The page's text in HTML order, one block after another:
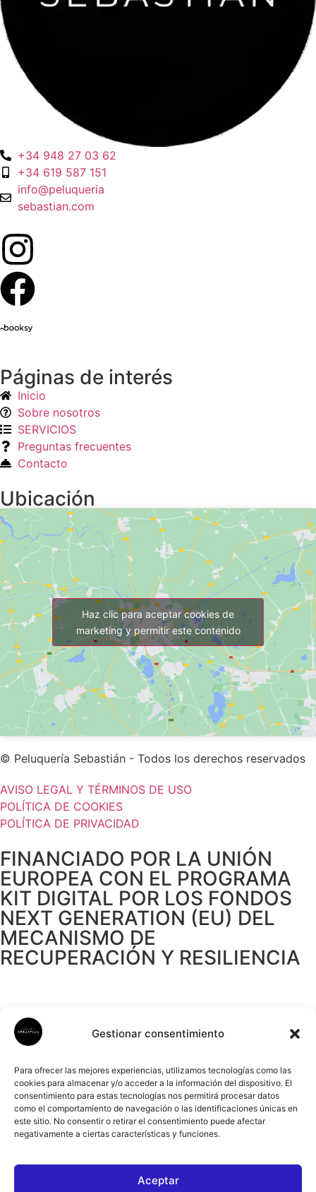
Gestionar consentimiento
Para ofrecer las mejores experiencias, utilizamos tecnologías como las
cookies para almacenar y/o acceder a la información del dispositivo. El
consentimiento para estas tecnologías nos permitirá procesar datos
como el comportamiento de navegación o las identificaciones únicas en
este sitio. No consentir o retirar el consentimiento puede afectar
negativamente a ciertas características y funciones.
Aceptar
+34 948 27 03 62
+34 619 587 151
info@peluqueria
sebastian.com
Páginas de interés
Inicio
Sobre nosotros
SERVICIOS
Preguntas frecuentes
Contacto
Ubicación
Haz clic para aceptar cookies de
marketing y permitir este contenido
© Peluquería Sebastián - Todos los derechos reservados
AVISO LEGAL Y TÉRMINOS DE USO
POLÍTICA DE COOKIES
POLÍTICA DE PRIVACIDAD
FINANCIADO POR LA UNIÓN
EUROPEA CON EL PROGRAMA
KIT DIGITAL POR LOS FONDOS
NEXT GENERATION (EU) DEL
MECANISMO DE
RECUPERACIÓN Y RESILIENCIA